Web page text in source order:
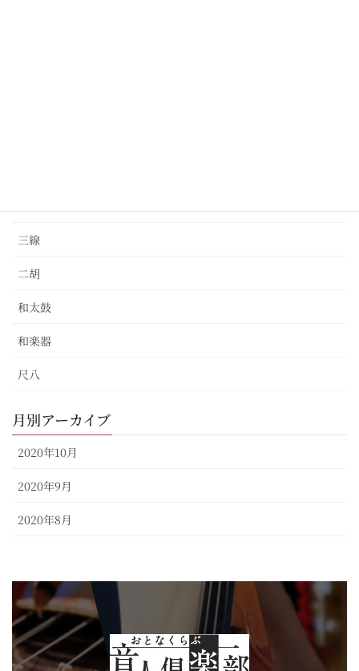
三線
二胡
和太鼓
和楽器
尺八
月別アーカイブ
2020年10月
2020年9月
2020年8月